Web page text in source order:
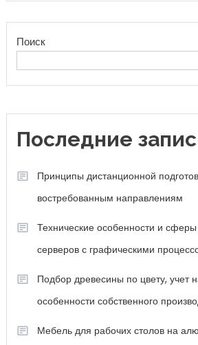
Поиск
Последние
Принципы дистанционной
востребованным направлениям
Технические особенности и
серверов с графическими
Подбор древесины по цвету, учет
особенности собственного
Мебель для рабочих столов на